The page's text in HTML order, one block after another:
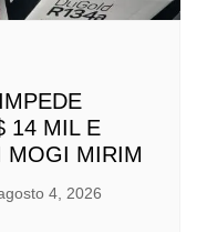
14 MIL E
MOGI MIRIM
4, 2026